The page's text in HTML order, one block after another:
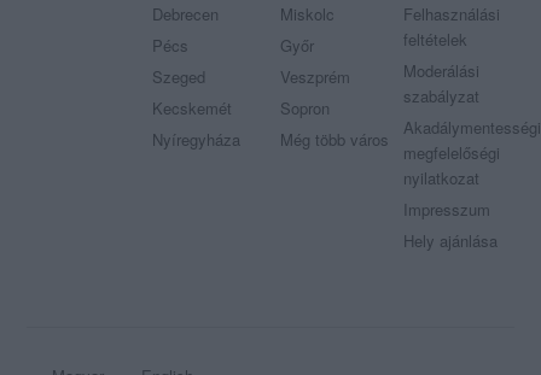
Debrecen
Pécs
Szeged
Kecskemét
Nyíregyháza
Miskolc
Győr
Veszprém
Sopron
Még több város
Felhasználási
feltételek
Moderálási
szabályzat
Akadálymentességi
megfelelőségi
nyilatkozat
Impresszum
Hely ajánlása